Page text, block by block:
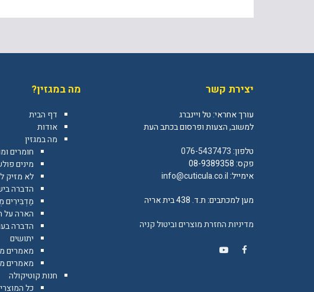
יצירת קשר
עורך אחראי: טל ויינברג
למשוב, הצעות ופרסום בכתב העת
טלפון:076-5437473
פקס: 08-9389358
אימייל:info@cuticula.co.il
מען למכתבים: ת.ד. 438 בית אריה
מדיניות החזרת מוצרים וביטול קניה
מה במגזין?
דף הבית
אודות
מה במגזין
חומרים
מינים
לא מזיק
הדברה
מַדְבִּירִים
הארה על
הדברה
יתושים
מאמרים
מאמרים
חנות קוטיקולה
כל